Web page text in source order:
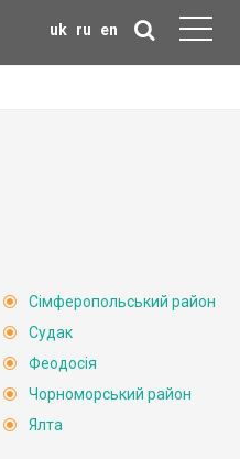
uk ru en
Сімферопольський район
Судак
Феодосія
Чорноморський район
Ялта